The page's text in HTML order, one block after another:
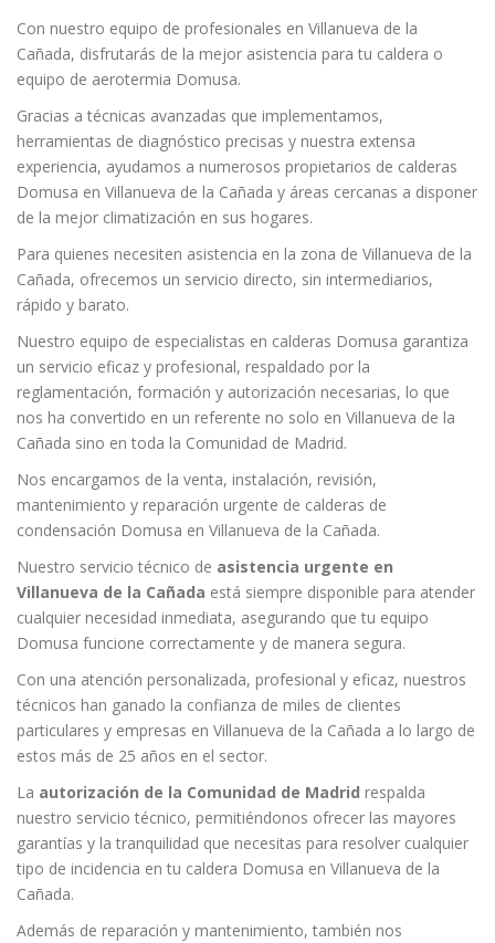
Con nuestro equipo de profesionales en Villanueva de la
Cañada, disfrutarás de la mejor asistencia para tu caldera o
equipo de aerotermia Domusa.
Gracias a técnicas avanzadas que implementamos,
herramientas de diagnóstico precisas y nuestra extensa
experiencia, ayudamos a numerosos propietarios de calderas
Domusa en Villanueva de la Cañada y áreas cercanas a disponer
de la mejor climatización en sus hogares.
Para quienes necesiten asistencia en la zona de Villanueva de la
Cañada, ofrecemos un servicio directo, sin intermediarios,
rápido y barato.
Nuestro equipo de especialistas en calderas Domusa garantiza
un servicio eficaz y profesional, respaldado por la
reglamentación, formación y autorización necesarias, lo que
nos ha convertido en un referente no solo en Villanueva de la
Cañada sino en toda la Comunidad de Madrid.
Nos encargamos de la venta, instalación, revisión,
mantenimiento y reparación urgente de calderas de
condensación Domusa en Villanueva de la Cañada.
Nuestro servicio técnico de asistencia urgente en
Villanueva de la Cañada está siempre disponible para atender
cualquier necesidad inmediata, asegurando que tu equipo
Domusa funcione correctamente y de manera segura.
Con una atención personalizada, profesional y eficaz, nuestros
técnicos han ganado la confianza de miles de clientes
particulares y empresas en Villanueva de la Cañada a lo largo de
estos más de 25 años en el sector.
La autorización de la Comunidad de Madrid respalda
nuestro servicio técnico, permitiéndonos ofrecer las mayores
garantías y la tranquilidad que necesitas para resolver cualquier
tipo de incidencia en tu caldera Domusa en Villanueva de la
Cañada.
Además de reparación y mantenimiento, también nos